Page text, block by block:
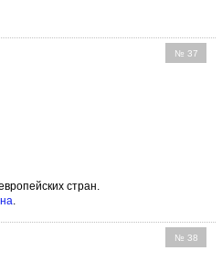
№ 37
стран.
.
№ 38